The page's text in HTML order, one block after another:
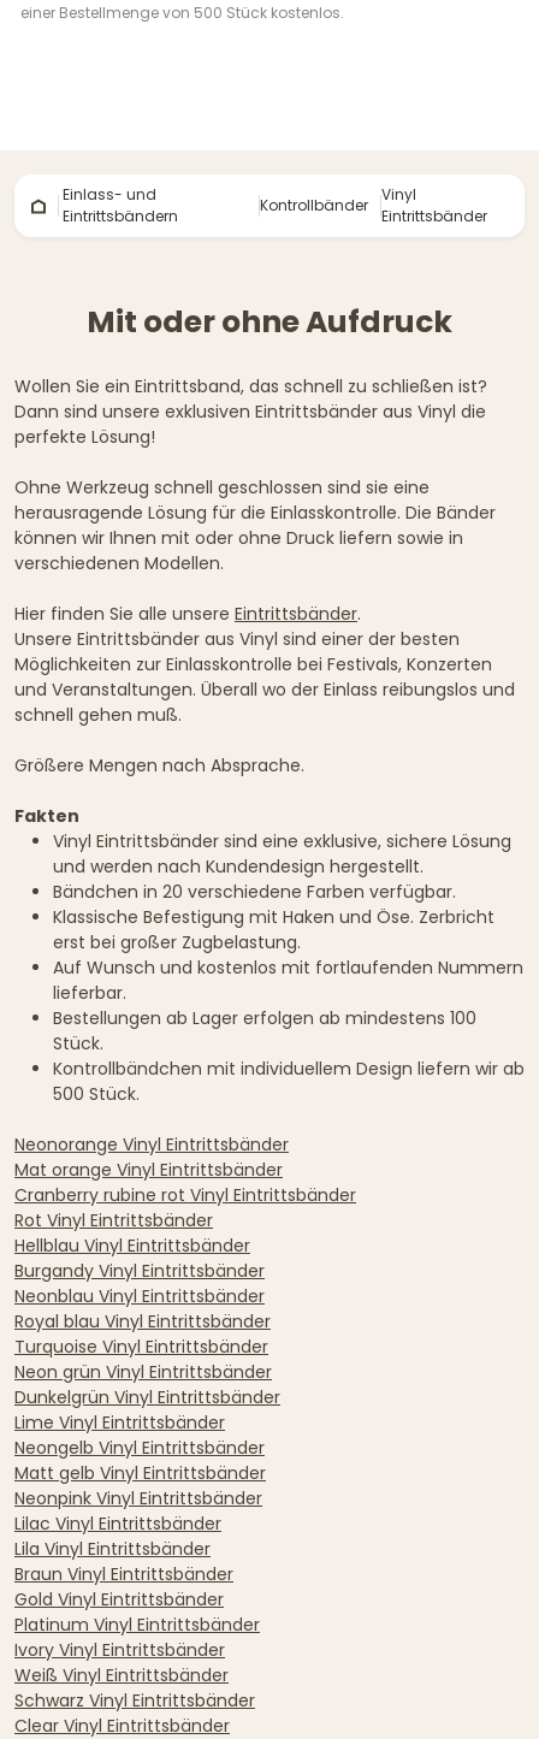
einer Bestellmenge von 500 Stück kostenlos.
Einlass- und
Eintrittsbändern
Kontrollbänder
Vinyl
Eintrittsbänder
Mit oder ohne Aufdruck
Wollen Sie ein Eintrittsband, das schnell zu schließen ist?
Dann sind unsere exklusiven Eintrittsbänder aus Vinyl die
perfekte Lösung!
Ohne Werkzeug schnell geschlossen sind sie eine
herausragende Lösung für die Einlasskontrolle. Die Bänder
können wir Ihnen mit oder ohne Druck liefern sowie in
verschiedenen Modellen.
Hier finden Sie alle unsere Eintrittsbänder.
Unsere Eintrittsbänder aus Vinyl sind einer der besten
Möglichkeiten zur Einlasskontrolle bei Festivals, Konzerten
und Veranstaltungen. Überall wo der Einlass reibungslos und
schnell gehen muß.
Größere Mengen nach Absprache.
Fakten
Vinyl Eintrittsbänder sind eine exklusive, sichere Lösung
und werden nach Kundendesign hergestellt.
Bändchen in 20 verschiedene Farben verfügbar.
Klassische Befestigung mit Haken und Öse. Zerbricht
erst bei großer Zugbelastung.
Auf Wunsch und kostenlos mit fortlaufenden Nummern
lieferbar.
Bestellungen ab Lager erfolgen ab mindestens 100
Stück.
Kontrollbändchen mit individuellem Design liefern wir ab
500 Stück.
Neonorange Vinyl Eintrittsbänder
Mat orange Vinyl Eintrittsbänder
Cranberry rubine rot Vinyl Eintrittsbänder
Rot Vinyl Eintrittsbänder
Hellblau Vinyl Eintrittsbänder
Burgandy Vinyl Eintrittsbänder
Neonblau Vinyl Eintrittsbänder
Royal blau Vinyl Eintrittsbänder
Turquoise Vinyl Eintrittsbänder
Neon grün Vinyl Eintrittsbänder
Dunkelgrün Vinyl Eintrittsbänder
Lime Vinyl Eintrittsbänder
Neongelb Vinyl Eintrittsbänder
Matt gelb Vinyl Eintrittsbänder
Neonpink Vinyl Eintrittsbänder
Lilac Vinyl Eintrittsbänder
Lila Vinyl Eintrittsbänder
Braun Vinyl Eintrittsbänder
Gold Vinyl Eintrittsbänder
Platinum Vinyl Eintrittsbänder
Ivory Vinyl Eintrittsbänder
Weiß Vinyl Eintrittsbänder
Schwarz Vinyl Eintrittsbänder
Clear Vinyl Eintrittsbänder